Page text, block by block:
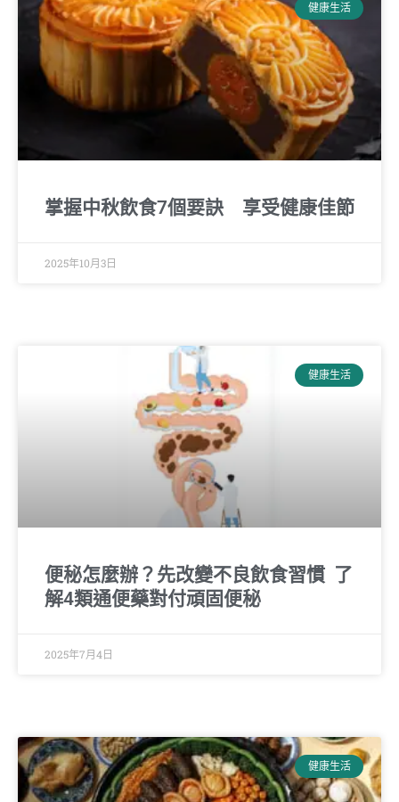
健康生活
掌握中秋飲食7個要訣 享受健康佳節
2025年10月3日
健康生活
便秘怎麼辦？先改變不良飲食習慣 了
解4類通便藥對付頑固便秘
2025年7月4日
健康生活